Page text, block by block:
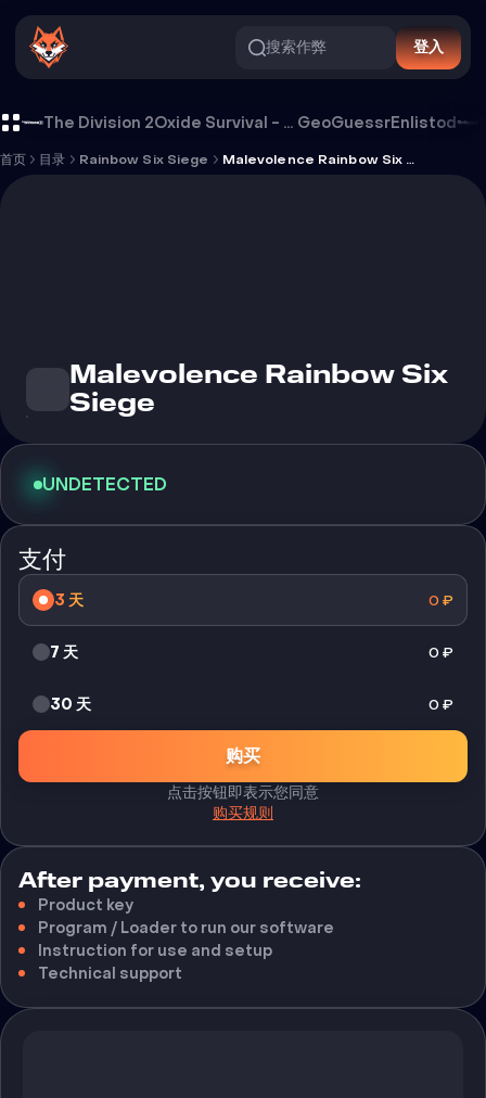
搜索作弊 登入
The Division 2 Oxide Survival - Rust Mobile GeoGuessrEnlistod
首页 目录 Rainbow Six Siege Malevolence Rainbow Six Siege
Malevolence Rainbow Six
Siege
UNDETECTED
支付
3 天 0₽
7 天 0₽
30 天 0₽
购买
点击按钮即表示您同意
购买规则
After payment, you receive:
Product key
Program / Loader to run our software
Instruction for use and setup
Technical support